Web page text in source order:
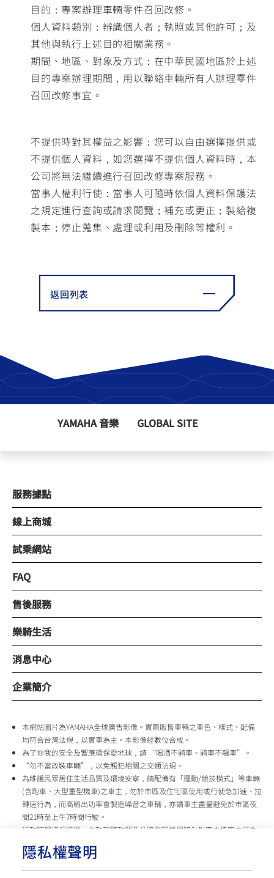
隱私權聲明
目的：專案辦理車輛零件召回改修。
個人資料類別：辨識個人者；執照或其他許可；及
其他與執行上述目的相關業務。
期間、地區、對象及方式：在中華民國地區於上述
目的專案辦理期間，用以聯絡車輛所有人辦理零件
召回改修事宜。
不提供時對其權益之影響：您可以自由選擇提供或
不提供個人資料，如您選擇不提供個人資料時，本
公司將無法繼續進行召回改修專案服務。
當事人權利行使：當事人可隨時依個人資料保護法
之規定進行查詢或請求閱覽；補充或更正；製給複
製本；停止蒐集、處理或利用及刪除等權利。
返回列表
YAMAHA 音樂 GLOBAL SITE
服務據點
線上商城
試乘網站
FAQ
售後服務
樂騎生活
消息中心
企業簡介
本網站圖片為YAMAHA全球廣告影像。實際販售車輛之車色、樣式、配備
均符合台灣法規，以實車為主。本影像經數位合成。
為了你我的安全及響應環保愛地球，請 “喝酒不騎車、騎車不飆車”。
“勿不當改裝車輛”，以免觸犯相關之交通法規。
為維護民眾居住生活品質及環境安寧，請配備有「運動/競技模式」等車輛
(含跑車、大型重型機車)之車主，勿於市區及住宅區使用或行使急加速、拉
轉速行為，而高輸出功率會製造噪音之車輛，亦請車主盡量避免於市區夜
間21時至上午7時間行駛。
行政院環境保護署、內政部警政署及公路監理機關將針對車主擾寧之行為
台灣山葉機車 關心您